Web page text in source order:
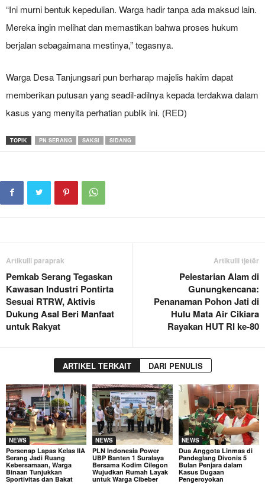
“Ini murni bentuk kepedulian. Warga hadir tanpa ada maksud lain.
Mereka ingin melihat dan memastikan bahwa proses hukum
berjalan sebagaimana mestinya,” tegasnya.
Warga Desa Tanjungsari pun berharap majelis hakim dapat
memberikan putusan yang seadil-adilnya kepada terdakwa dalam
kasus yang menyita perhatian publik ini. (RED)
TOPIK PN SERANG SAKSI SIDANG
Artikulli paraprak
Pemkab Serang Tegaskan
Kawasan Industri Pontirta
Sesuai RTRW, Aktivis
Dukung Asal Beri Manfaat
untuk Rakyat
Artikulli tjetër
Pelestarian Alam di
Gunungkencana:
Penanaman Pohon Jati di
Hulu Mata Air Cikiara
Rayakan HUT RI ke-80
ARTIKEL TERKAIT DARI PENULIS
NEWS
Porsenap Lapas Kelas IIA
Serang Jadi Ruang
Kebersamaan, Warga
Binaan Tunjukkan
Sportivitas dan Bakat
NEWS
PLN Indonesia Power
UBP Banten 1 Suralaya
Bersama Kodim Cilegon
Wujudkan Rumah Layak
untuk Warga Cibeber
NEWS
Dua Anggota Linmas di
Pandeglang Divonis 5
Bulan Penjara dalam
Kasus Dugaan
Pengeroyokan